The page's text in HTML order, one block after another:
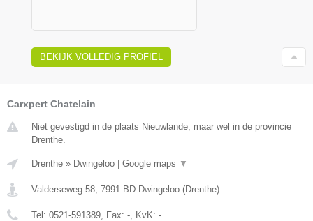
BEKIJK VOLLEDIG PROFIEL
Carxpert Chatelain
Niet gevestigd in de plaats Nieuwlande, maar wel in de provincie
Drenthe.
Drenthe » Dwingeloo Google maps ▼
Valderseweg 58 7991 BD Dwingeloo (Drenthe)
Tel: 0521-591389 , Fax: - , KvK: -